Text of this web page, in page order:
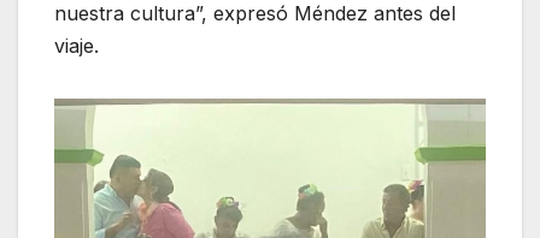
nuestra cultura”, expresó Méndez antes del
viaje.